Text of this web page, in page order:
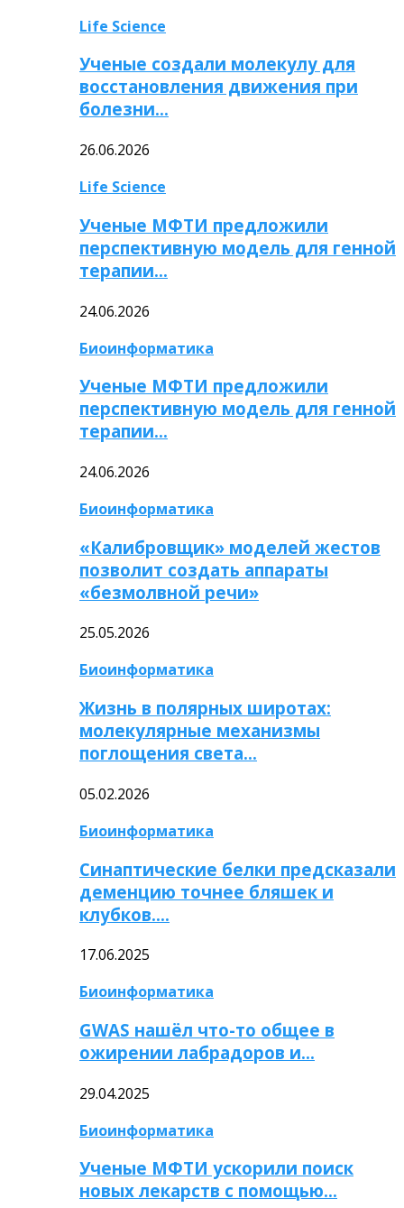
Life Science
Ученые создали молекулу для
восстановления движения при
болезни…
26.06.2026
Life Science
Ученые МФТИ предложили
перспективную модель для генной
терапии…
24.06.2026
Биоинформатика
Ученые МФТИ предложили
перспективную модель для генной
терапии…
24.06.2026
Биоинформатика
«Калибровщик» моделей жестов
позволит создать аппараты
«безмолвной речи»
25.05.2026
Биоинформатика
Жизнь в полярных широтах:
молекулярные механизмы
поглощения света…
05.02.2026
Биоинформатика
Синаптические белки предсказали
деменцию точнее бляшек и
клубков….
17.06.2025
Биоинформатика
GWAS нашёл что-то общее в
ожирении лабрадоров и…
29.04.2025
Биоинформатика
Ученые МФТИ ускорили поиск
новых лекарств с помощью…